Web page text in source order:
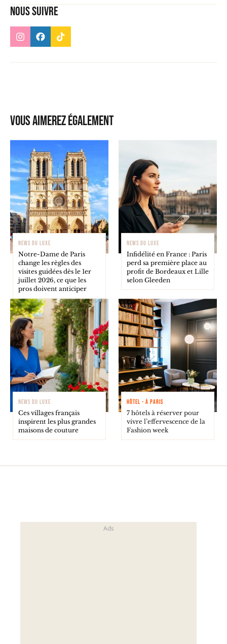
Nous suivre
Vous aimerez également
NEWS DU LUXE
Notre-Dame de Paris
change les règles des
visites guidées dès le 1er
juillet 2026, ce que les
pros doivent anticiper
NEWS DU LUXE
Infidélité en France : Paris
perd sa première place au
profit de Bordeaux et Lille
selon Gleeden
NEWS DU LUXE
Ces villages français
inspirent les plus grandes
maisons de couture
HÔTEL - À PARIS
7 hôtels à réserver pour
vivre l’effervescence de la
Fashion week